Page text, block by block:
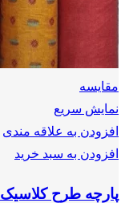
مقايسه
نمایش سریع
افزودن به علاقه مندی
افزودن به سبد خرید
پارچه طرح کلاسیک 2 فیلور صد در صد پنبه